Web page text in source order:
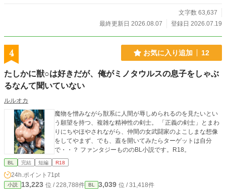
文字数 63,637
最終更新日 2026.08.07
登録日 2026.07.19
4 お気に入り追加 12
たしかに獣○は好きだが、俺がミノタウルスの息子をしゃぶ
るなんて聞いていない
ルルオカ
魔物を憎みながら獣系に人間が辱しめられるのを見たいとい
う願望を持つ、複雑な精神性の剣士。 「正義の剣士」とまわ
りにちやほやされながら、仲間の女武闘家のよこしまな想像
をしてやまず、でも、蓋を開いてみたらターゲットは自分
で・・？ ファンタジーもののBL小説です。R18。
BL 完結 短編 R18
24h.ポイント 71pt
小説 13,223 位 / 228,788件 BL 3,039 位 / 31,418件